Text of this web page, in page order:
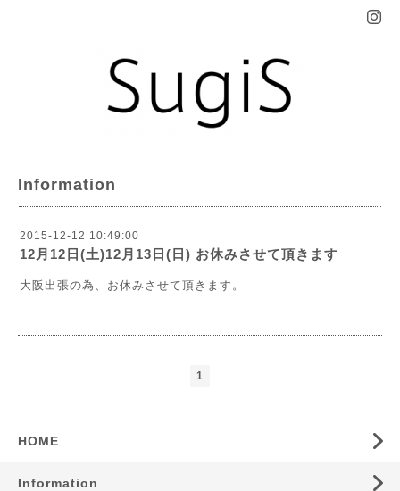
Information
2015-12-12 10:49:00
12月12日(土)12月13日(日) お休みさせて頂きます
大阪出張の為、お休みさせて頂きます。
1
HOME
Information